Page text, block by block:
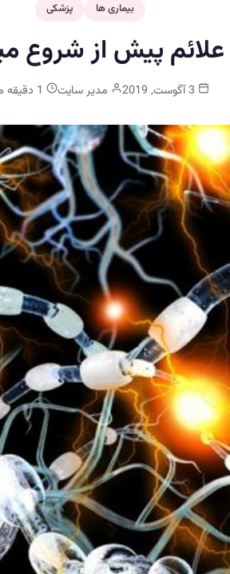
بیماری ها پزشکی
علائم پیش از شروع
مدیر سایت